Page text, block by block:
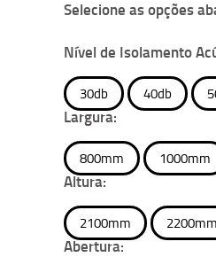
Selecione as opções
Nível de Isolamento
30db 40db
Largura:
800mm 1000mm
Altura:
2100mm 2200mm
Abertura: